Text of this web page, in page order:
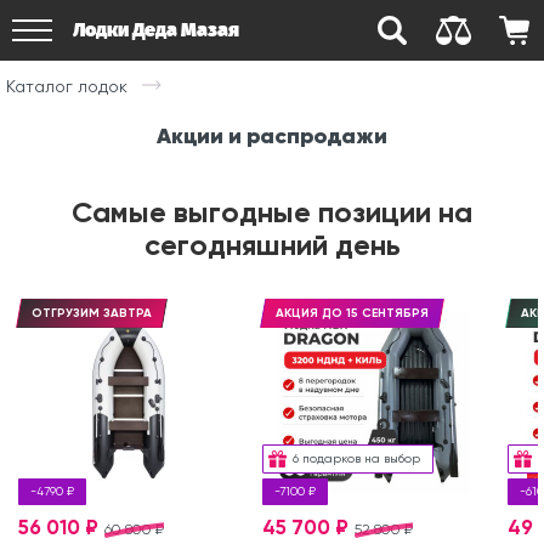
Лодки Деда Мазая
Каталог лодок
Акции и распродажи
Самые выгодные позиции на
сегодняшний день
-4790 ₽
ОТГРУЗИМ ЗАВТРА
60 800 ₽
56 010 ₽
6 подарков на выбор
-7100 ₽
АКЦИЯ ДО 15 СЕНТЯБРЯ
52 800 ₽
45 700 ₽
-
49